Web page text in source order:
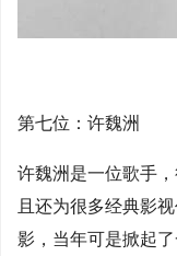
第七位：许魏洲
许魏洲是一位歌手
且还为很多经典影
影，当年可是掀起